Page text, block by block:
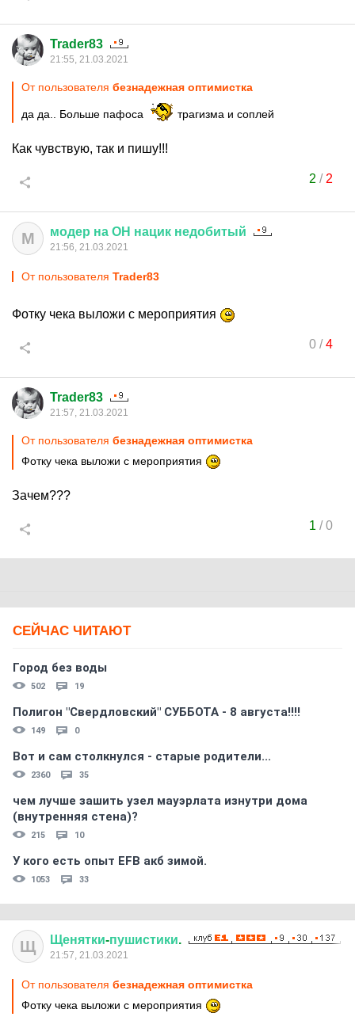
Trader83
21:55, 21.03.2021
От пользователя безнадежная оптимистка
да да.. Больше пафоса трагизма и соплей
Как чувствую, так и пишу!!!
2 / 2
М модер на ОН нацик недобитый
21:56, 21.03.2021
От пользователя Trader83
Фотку чека выложи с мероприятия
0/4
Trader83
21:57, 21.03.2021
От пользователя безнадежная оптимистка
Фотку чека выложи с мероприятия
Зачем???
1 /0
СЕЙЧАС ЧИТАЮТ
Город без воды
502 19
Полигон "Свердловский" СУББОТА - 8 августа!!!!
149 0
Вот и сам столкнулся - старые родители...
2360 35
чем лучше зашить узел мауэрлата изнутри дома
(внутренняя стена)?
215 10
У кого есть опыт EFB акб зимой.
1053 33
Щ Щенятки-пушистики.
21:57, 21.03.2021
От пользователя безнадежная оптимистка
Фотку чека выложи с мероприятия